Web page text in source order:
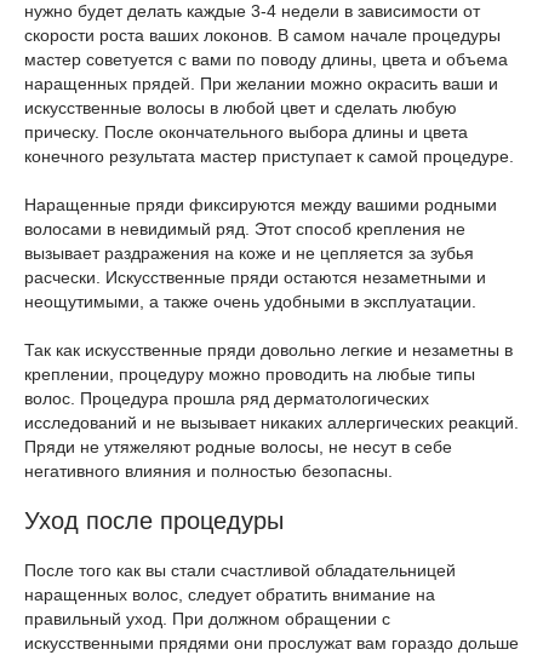
нужно будет делать каждые 3-4 недели в зависимости от
скорости роста ваших локонов. В самом начале процедуры
мастер советуется с вами по поводу длины, цвета и объема
наращенных прядей. При желании можно окрасить ваши и
искусственные волосы в любой цвет и сделать любую
прическу. После окончательного выбора длины и цвета
конечного результата мастер приступает к самой процедуре.
Наращенные пряди фиксируются между вашими родными
волосами в невидимый ряд. Этот способ крепления не
вызывает раздражения на коже и не цепляется за зубья
расчески. Искусственные пряди остаются незаметными и
неощутимыми, а также очень удобными в эксплуатации.
Так как искусственные пряди довольно легкие и незаметны в
креплении, процедуру можно проводить на любые типы
волос. Процедура прошла ряд дерматологических
исследований и не вызывает никаких аллергических реакций.
Пряди не утяжеляют родные волосы, не несут в себе
негативного влияния и полностью безопасны.
Уход после процедуры
После того как вы стали счастливой обладательницей
наращенных волос, следует обратить внимание на
правильный уход. При должном обращении с
искусственными прядями они прослужат вам гораздо дольше